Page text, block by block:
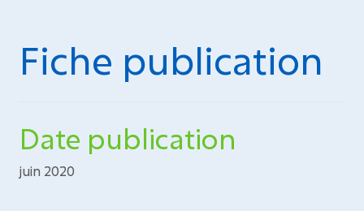
Fiche publication
Date publication
juin 2020